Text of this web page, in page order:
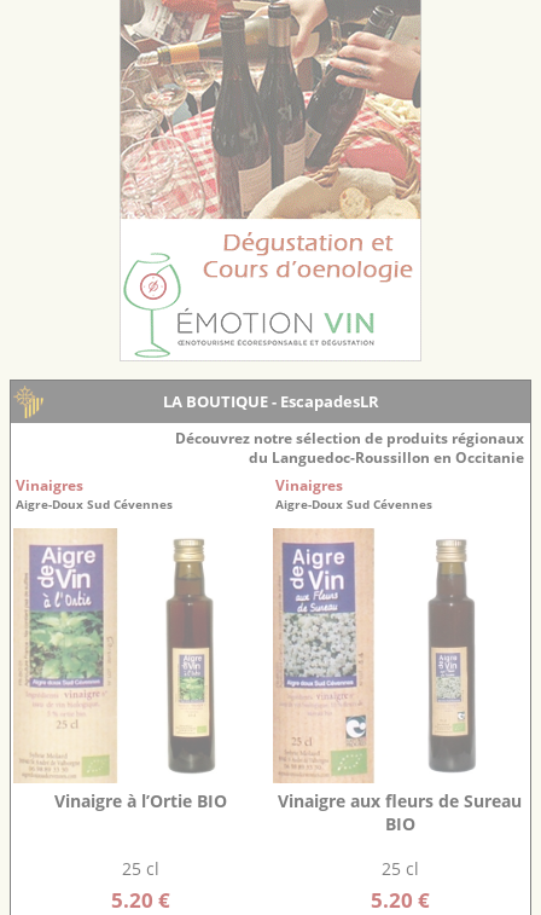
LA BOUTIQUE - EscapadesLR
Découvrez notre sélection de produits régionaux
du Languedoc-Roussillon en Occitanie
Vinaigres
Aigre-Doux Sud Cévennes
Vinaigre à l’Ortie BIO
25 cl
5.20 €
Vinaigres
Aigre-Doux Sud Cévennes
Vinaigre aux fleurs de Sureau
BIO
25 cl
5.20 €